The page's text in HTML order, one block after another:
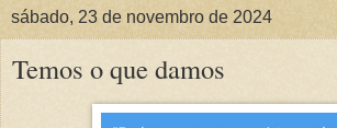
sábado, 23 de novembro de 2024
Temos o que damos